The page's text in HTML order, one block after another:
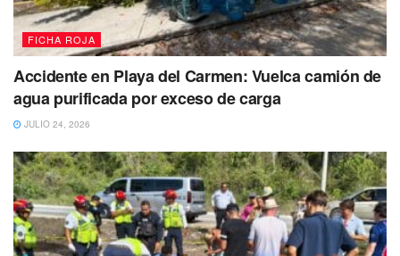
FICHA ROJA
Accidente en Playa del Carmen: Vuelca camión de
agua purificada por exceso de carga
JULIO 24, 2026